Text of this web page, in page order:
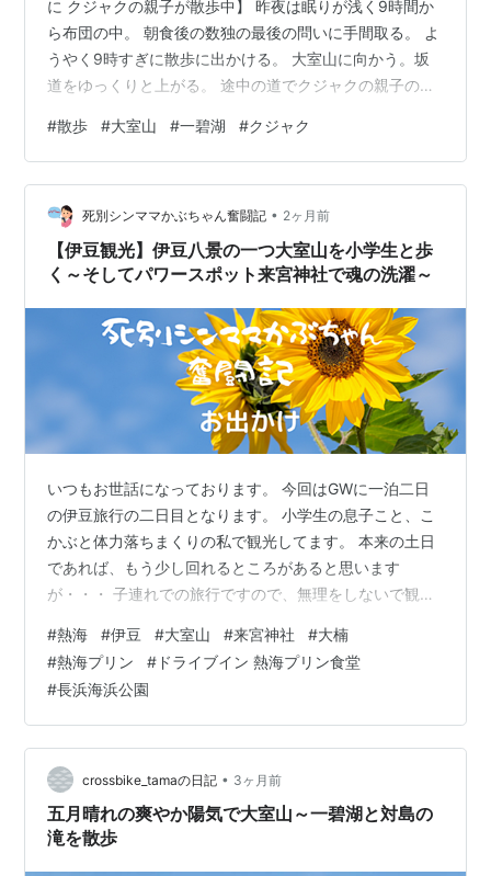
に クジャクの親子が散歩中】 昨夜は眠りが浅く9時間か
ら布団の中。 朝食後の数独の最後の問いに手間取る。 よ
うやく9時すぎに散歩に出かける。 大室山に向かう。坂
道をゆっくりと上がる。 途中の道でクジャクの親子の散
ど小さい。 それでも健気に親についていくのがほほえま
しい。 人になれているのかそばを歩いていても動じる気
配がない。 大室山の麓に10時頃に着いたがリフト待ちの
行列が長い。 富士山は雲の中で見えない。 さくらの里か
らイトーピアの住宅街を通り一碧湖に向かう。 湖を半周
して隣の小…
#散歩 #大室山 #一碧湖 #クジャク
死別シンママかぶちゃん奮闘記 • 2ヶ月前
【伊豆観光】伊豆八景の一つ大室山を小学生と歩
く～そしてパワースポット来宮神社で魂の洗濯～
いつもお世話になっております。 今回はGWに一泊二日
の伊豆旅行の二日目となります。 小学生の息子こと、こ
かぶと体力落ちまくりの私で観光してます。 本来の土日
であれば、もう少し回れるところがあると思います
が・・・ 子連れでの旅行ですので、無理をしないで観光
出発↓↓ kabuchan225.com 最初の目的地は・・・ 大室
山 になります。 ※天気が曇りだった(;^_^A 国指定の天然
記念物です。 それだけで行く価値ありなんです。 山の保
護のため、登山ではなくロープウェイで登ります。 オス
スメポイントとして、ロープウェイは弱った足…
#熱海 #伊豆 #大室山 #来宮神社 #大楠
#熱海プリン # ドライブイン 熱海プリン食堂
#長浜海浜公園
crossbike_tamaの日記 • 3ヶ月前
五月晴れの爽やか陽気で大室山～一碧湖と対島の
滝を散歩